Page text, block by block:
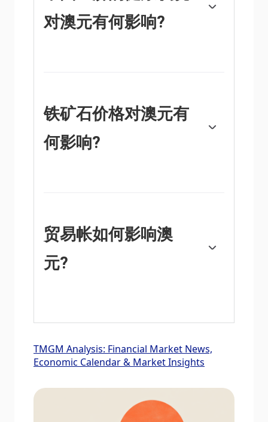
澳元。澳大利亚央行还可以使用量化宽松和紧
缩政策来影响信贷状况，前者对澳元不利，后
者对澳元有利。
对澳元有何影响?
澳元的需求，推高澳元的价值。当中国经济增
长速度不如预期时，情况正好相反。因此，中
国经济增长数据的正面或负面惊喜通常会对澳
元及其货币对产生直接影响。
铁矿石价格对澳元有
何影响?
价格上涨，澳元也会上涨，因为对澳元的总需
求会增加。如果铁矿石价格下跌，情况则正好
相反。较高的铁矿石价格也往往导致澳大利亚
更有可能出现贸易顺差，这对澳元也是有利
贸易帐如何影响澳
元?
澳大利亚生产受欢迎的出口产品，那么它的货
造的剩余需求中获得价值，而不是购买进口产
品的支出。因此，净贸易余额为正会增强澳
元，如果贸易余额为负则会产生相反的效果。
TMGM Analysis: Financial Market News,
Economic Calendar & Market Insights